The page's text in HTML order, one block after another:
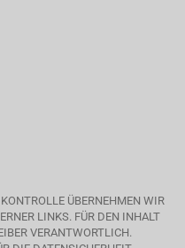
ÜBERNEHMEN WIR
LINKS. FÜR DEN INHALT
VERANTWORTLICH.